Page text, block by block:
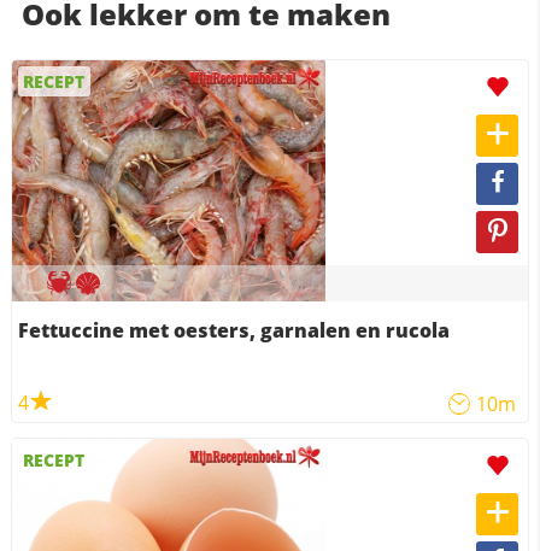
Ook lekker om te maken
RECEPT
Fettuccine met oesters, garnalen en rucola
4 10m
RECEPT